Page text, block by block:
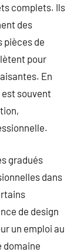
complets. Ils
des
pièces de
pour
En
souvent
gradués
dans
de design
un emploi au
domaine